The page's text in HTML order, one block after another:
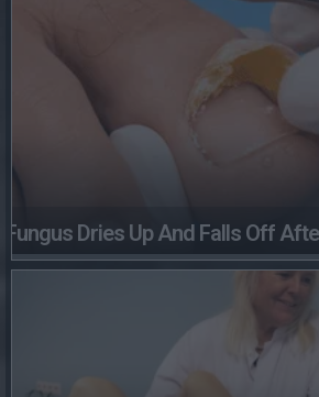
Fungus Dries Up And Falls Off